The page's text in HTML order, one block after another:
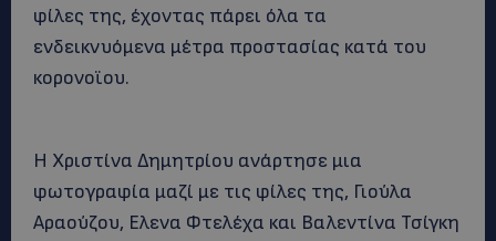
φίλες της, έχοντας πάρει όλα τα
ενδεικνυόμενα μέτρα προστασίας κατά του
κορονοϊου.
Η Χριστίνα Δημητρίου ανάρτησε μια
φωτογραφία μαζί με τις φίλες της, Γιούλα
Αραούζου, Ελενα Φτελέχα και Βαλεντίνα Τσίγκη